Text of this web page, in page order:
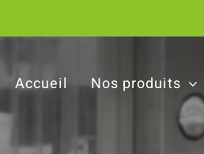
Accueil Nos produits